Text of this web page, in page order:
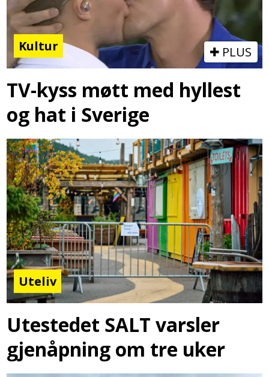
Kultur PLUS
TV-kyss møtt med hyllest
og hat i Sverige
Uteliv
Utestedet SALT varsler
gjenåpning om tre uker